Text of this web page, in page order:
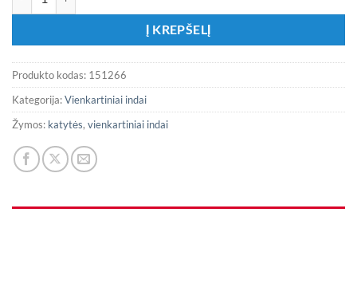
Į KREPŠELĮ
Produkto kodas: 151266
Kategorija:Vienkartiniai indai
Žymos: katytės, vienkartiniai indai